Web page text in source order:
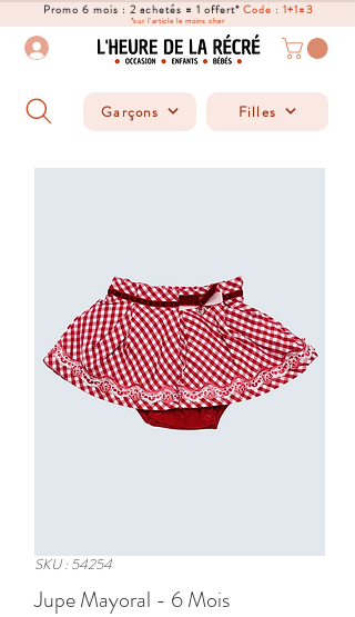
Promo 6 mois : 2 achetés = 1 offert*Code : 1+1=3
*sur l'article le moins cher
Garçons Filles
SKU : 54254
Jupe Mayoral - 6 Mois